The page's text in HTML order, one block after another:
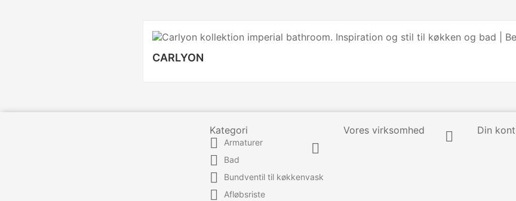
CARLYON
Kategori

 Armaturer
 Bad
 Bundventil til køkkenvask
 Afløbsriste
Vores virksomhed  Din